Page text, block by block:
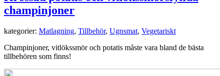
champinjoner
kategorier: Matlagning, Tillbehör, Ugnsmat, Vegetariskt
Champinjoner, vitlökssmör och potatis måste vara bland de bästa
tillbehören som finns!